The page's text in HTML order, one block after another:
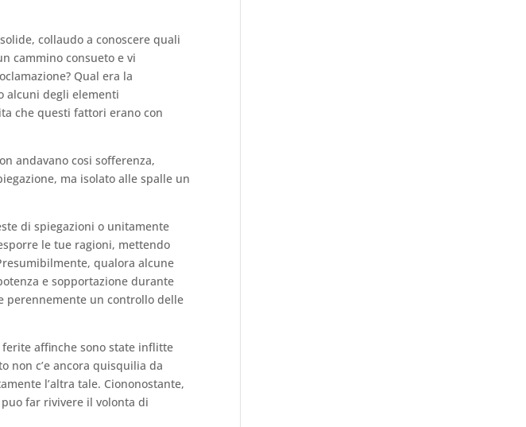
collaudo a conoscere quali
cammino consueto e vi
Qual era la
alcuni degli elementi
che questi fattori erano con
andavano cosi sofferenza,
ma isolato alle spalle un
di spiegazioni o unitamente
le tue ragioni, mettendo
qualora alcune
e sopportazione durante
perennemente un controllo delle
affinche sono state inflitte
non c’e ancora quisquilia da
l’altra tale. Ciononostante,
far rivivere il volonta di